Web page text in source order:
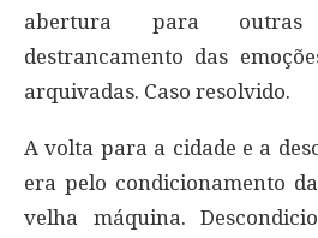
abertura para outras
destrancamento das
arquivadas. Caso resolvido.
A volta para a cidade e a
era pelo condicionamento
velha máquina.